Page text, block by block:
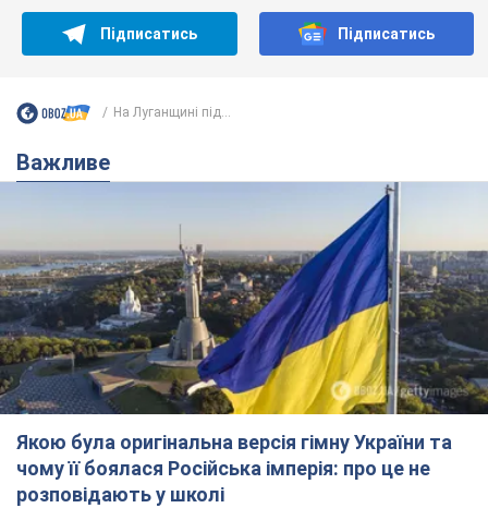
Підписатись Підписатись
На Луганщині під...
Важливе
Якою була оригінальна версія гімну України та
чому її боялася Російська імперія: про це не
розповідають у школі